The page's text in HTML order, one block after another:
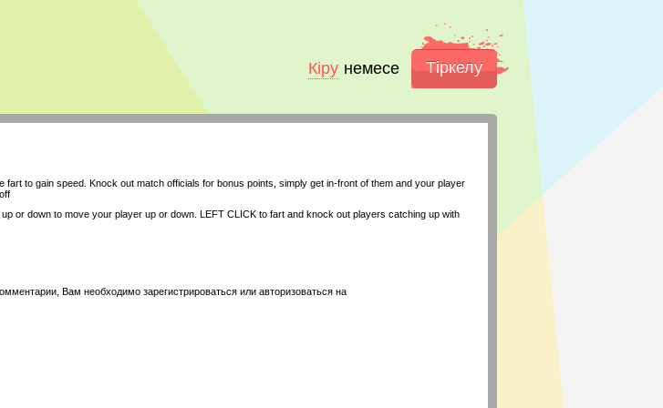
Кіру немесе Тіркелу
fart to gain speed. Knock out match officials for bonus points, simply get in-front of them and your player
or down to move your player up or down. LEFT CLICK to fart and knock out players catching up with
Вам необходимо зарегистрироваться или авторизоваться на